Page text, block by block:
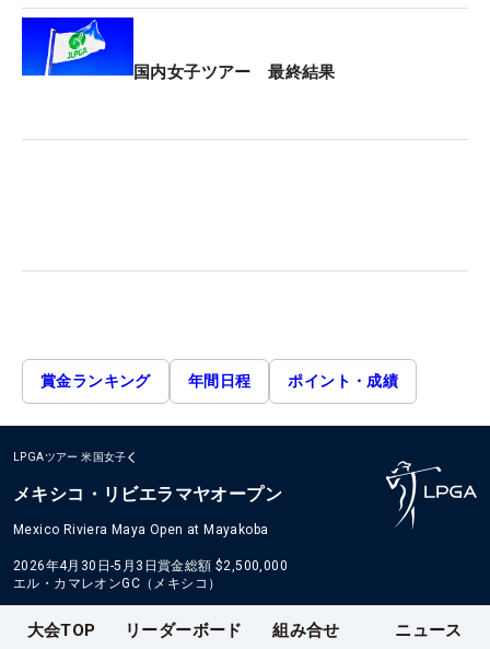
国内女子ツアー 最終結果
賞金ランキング 年間日程 ポイント・成績
LPGAツアー 米国女子
メキシコ・リビエラマヤオープン
Mexico Riviera Maya Open at Mayakoba
2026年4月30日-5月3日賞金総額 $2,500,000
エル・カマレオンGC（メキシコ）
大会TOP リーダーボード 組み合せ ニュース